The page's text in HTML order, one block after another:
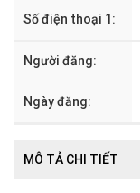
Số điện thoại 1:
Người đăng:
Ngày đăng:
MÔ TẢ CHI TIẾT